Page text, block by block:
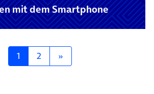
mit dem Smartphone
1 2 »